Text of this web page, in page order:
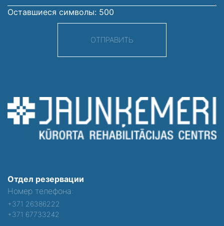
Оставшиеся символы: 500
ОТПРАВИТЬ
Отдел резервации
Номер телефона:
+371 26386222
+371 67733242